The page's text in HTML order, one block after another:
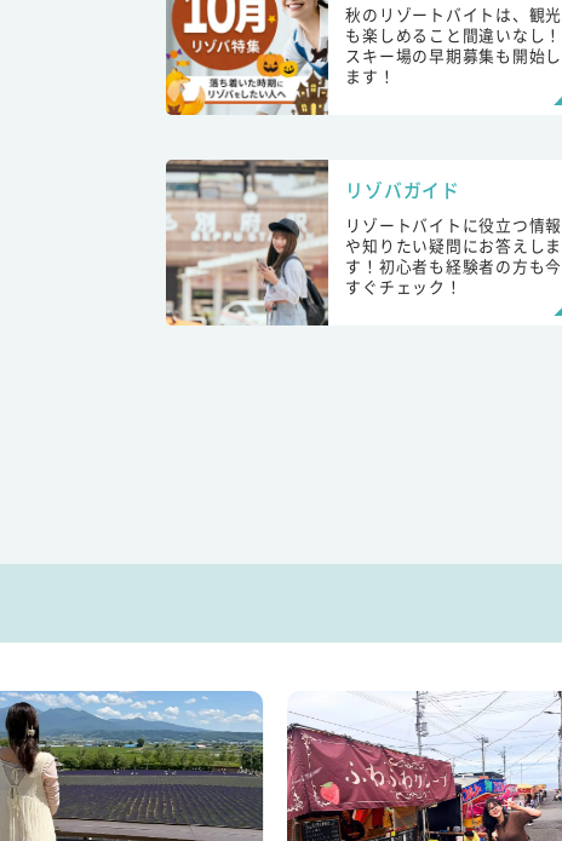
秋のリゾートバイトは、観光
も楽しめること間違いなし！
スキー場の早期募集も開始し
ます！
リゾバガイド
リゾートバイトに役立つ情報
や知りたい疑問にお答えしま
す！初心者も経験者の方も今
すぐチェック！